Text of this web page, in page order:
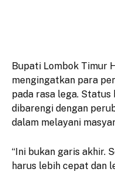
Bupati Lombok Timur
mengingatkan para
pada rasa lega. Status
dibarengi dengan
dalam melayani
“Ini bukan garis akhir.
harus lebih cepat dan